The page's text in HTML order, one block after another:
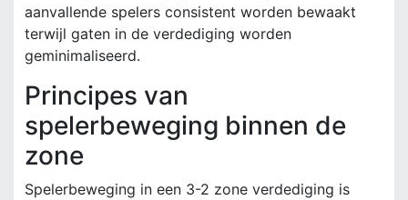
aanvallende spelers consistent worden bewaakt
terwijl gaten in de verdediging worden
geminimaliseerd.
Principes van
spelerbeweging binnen de
zone
Spelerbeweging in een 3-2 zone verdediging is